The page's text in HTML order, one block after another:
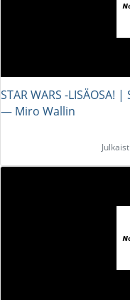
STAR WARS -LISÄOSA!
― Miro Wallin